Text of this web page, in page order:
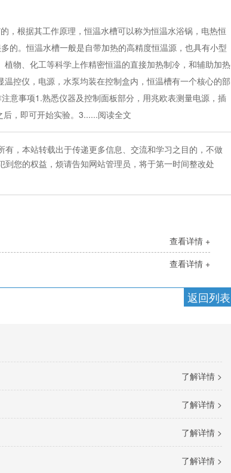
根据其工作原理，恒温水槽可以称为恒温水浴锅，电热恒
的。恒温水槽一般是自带加热的高精度恒温源，也具有小型
物、化工等科学上作精密恒温的直接加热制冷，和辅助加热
控仪，电源，水泵均装在控制盒内，恒温槽有一个核心的部
意事项1.熟悉仪器及控制面板部分，用兆欧表测量电源，插
，即可开始实验。3......阅读全文
，本站转载出于传递更多信息、交流和学习之目的，不做
您的权益，烦请告知网站管理员，将于第一时间整改处
查看详情 +
查看详情 +
返回列表
了解详情 >
了解详情 >
了解详情 >
了解详情 >